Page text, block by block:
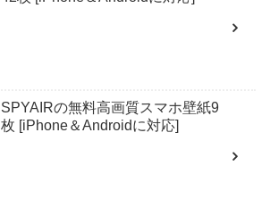
SPYAIRの無料高画質スマホ壁紙9
枚 [iPhone＆Androidに対応]